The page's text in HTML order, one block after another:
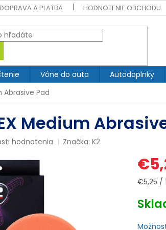
DOPRAVA A PLATBA HODNOTENIE OBCHODU
Vône do auta Autodoplnky
Abrasive Pad
Medium
hodnotenia Značka:K2
€5,25 /